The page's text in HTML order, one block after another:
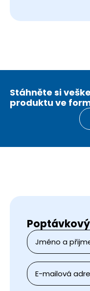
Stáhněte si
produktu ve
Jméno
a
přijmení
*
E-
mail
*